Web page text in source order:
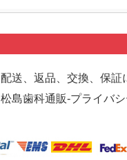
配送、返品、交換、保証
松島歯科通販-プライバ